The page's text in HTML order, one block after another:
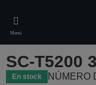
main
content
Menú
SC-T5200
En stock NÚMERO